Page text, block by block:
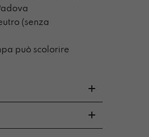
(senza
può scolorire